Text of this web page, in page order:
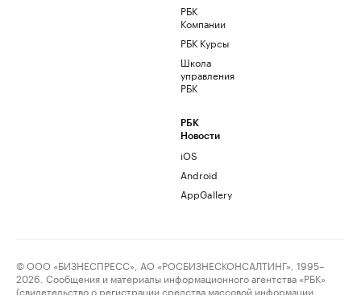
РБК
Компании
РБК Курсы
Школа
управления
РБК
РБК
Новости
iOS
Android
AppGallery
© ООО «БИЗНЕСПРЕСС», АО «РОСБИЗНЕСКОНСАЛТИНГ», 1995–
2026. Сообщения и материалы информационного агентства «РБК»
(свидетельство о регистрации средства массовой информации